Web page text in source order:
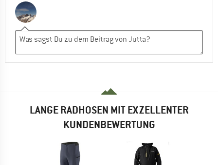
LANGE RADHOSEN MIT EXZELLENTER
KUNDENBEWERTUNG